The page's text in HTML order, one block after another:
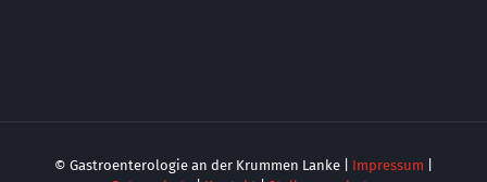
© Gastroenterologie an der Krummen Lanke | Impressum